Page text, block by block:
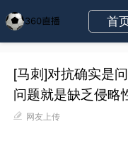
首
[马刺]对抗确实是
问题就是缺乏侵略
网友上传